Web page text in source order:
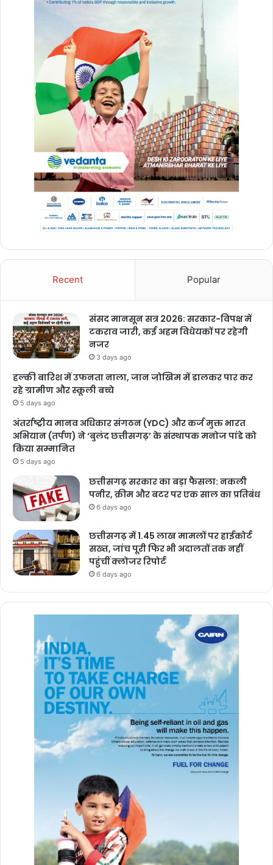
हिरासत में पांच छात्र
एक बयान में मंत्री ने छात्र की मौत पर दुख प्रकट किया। उन्होंने कहा, ‘‘पुलिस
घटना की गहन जांच कर रही है। इसके अतिरिक्त, कोझिकोड के शिक्षा विभाग के
उप निदेशक ने जांच के बाद एक प्रारंभिक रिपोर्ट सौंपी है।’’ पुलिस ने बताया कि यह
घटना गुरुवार शाम करीब पांच बजे थमारास्सेरी के वेझुपुर रोड पर हुई, जिसमें दो
स्थानीय स्कूल के छात्र संलिप्त थे। थमारास्सेरी पुलिस ने इस घटना के सिलसिले
में पांच छात्रों को हिरासत में लिया है।
Vanshika Pandey
chhattisgarh
Recent Popular
संसद मानसून सत्र 2026: सरकार-विपक्ष में
टकराव जारी, कई अहम विधेयकों पर रहेगी
नजर
3 days ago
हल्की बारिश में उफनता नाला, जान जोखिम में डालकर पार कर
रहे ग्रामीण और स्कूली बच्चे
5 days ago
अंतर्राष्ट्रीय मानव अधिकार संगठन (YDC) और कर्ज मुक्त भारत
अभियान (तर्पण) ने ‘बुलंद छत्तीसगढ़’ के संस्थापक मनोज पांडे को
किया सम्मानित
5 days ago
छत्तीसगढ़ सरकार का बड़ा फैसला: नकली
पनीर, क्रीम और बटर पर एक साल का प्रतिबंध
6 days ago
छत्तीसगढ़ में 1.45 लाख मामलों पर हाईकोर्ट
सख्त, जांच पूरी फिर भी अदालतों तक नहीं
पहुंचीं क्लोजर रिपोर्ट
6 days ago